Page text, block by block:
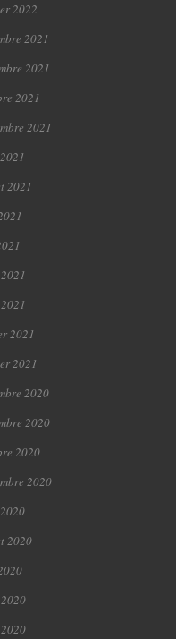
2022
2021
2021
2021
2021
2021
2021
2021
2020
2020
2020
2020
2020